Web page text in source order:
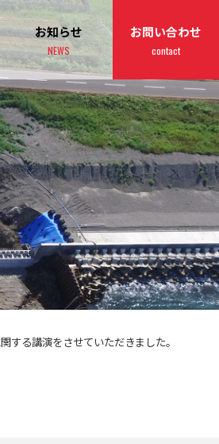
お知らせ
NEWS
お問い合わせ
contact
する講演をさせていただきました。